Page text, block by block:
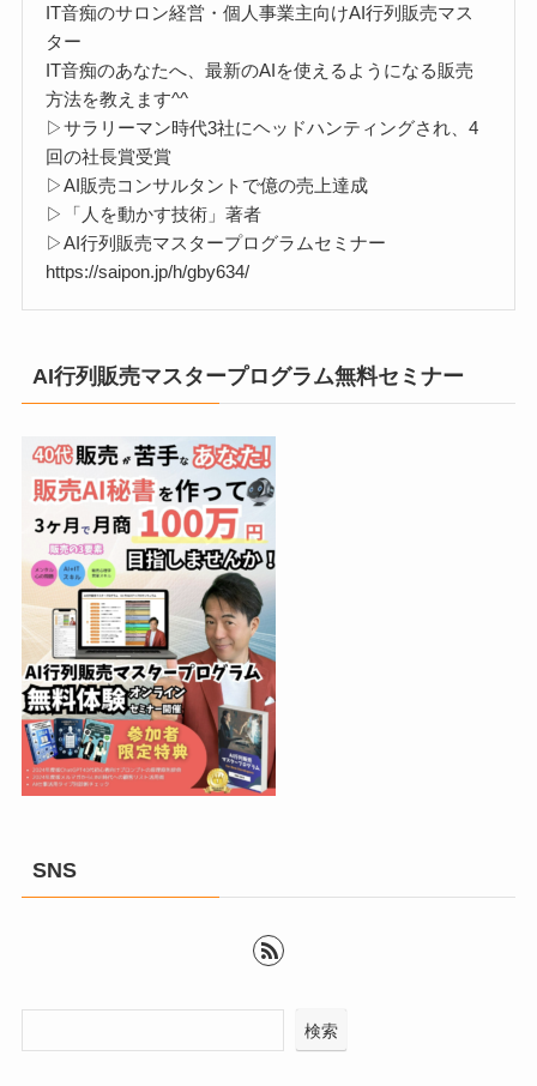
IT音痴のサロン経営・個人事業主向けAI行列販売マス
ター
IT音痴のあなたへ、最新のAIを使えるようになる販売
方法を教えます^^
▷サラリーマン時代3社にヘッドハンティングされ、4
回の社長賞受賞
▷AI販売コンサルタントで億の売上達成
▷「人を動かす技術」著者
▷AI行列販売マスタープログラムセミナー
https://saipon.jp/h/gby634/
AI行列販売マスタープログラム無料セミナー
SNS
検索